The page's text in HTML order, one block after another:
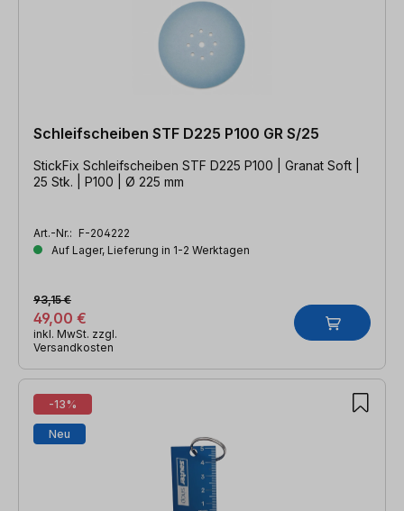
Schleifscheiben STF D225 P100 GR S/25
StickFix Schleifscheiben STF D225 P100 | Granat Soft |
25 Stk. | P100 | Ø 225 mm
Art.-Nr.: F-204222
Auf Lager, Lieferung in 1-2 Werktagen
49,00 €
93,15 €
inkl. MwSt. zzgl.
Versandkosten
-13%
Neu